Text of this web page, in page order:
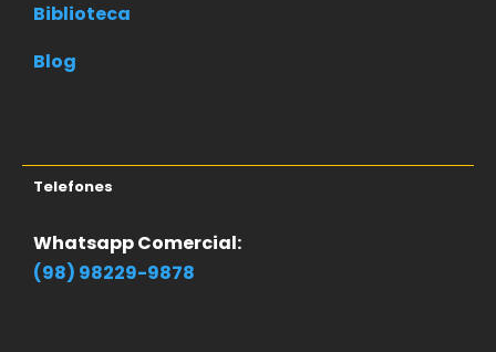
Biblioteca
Blog
Telefones
Whatsapp Comercial:
(98) 98229-9878